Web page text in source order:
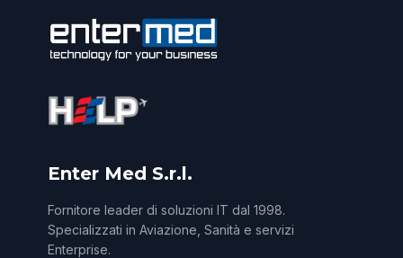
Enter Med S.r.l.
Fornitore leader di soluzioni IT dal 1998.
Specializzati in Aviazione, Sanità e servizi
Enterprise.